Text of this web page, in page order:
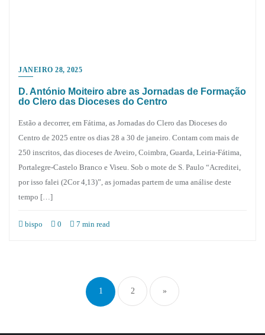
JANEIRO 28, 2025
D. António Moiteiro abre as Jornadas de Formação
do Clero das Dioceses do Centro
Estão a decorrer, em Fátima, as Jornadas do Clero das Dioceses do
Centro de 2025 entre os dias 28 a 30 de janeiro. Contam com mais de
250 inscritos, das dioceses de Aveiro, Coimbra, Guarda, Leiria-Fátima,
Portalegre-Castelo Branco e Viseu. Sob o mote de S. Paulo “Acreditei,
por isso falei (2Cor 4,13)”, as jornadas partem de uma análise deste
tempo […]
bispo 0 7 min read
dos
conteúdos
1 2 »